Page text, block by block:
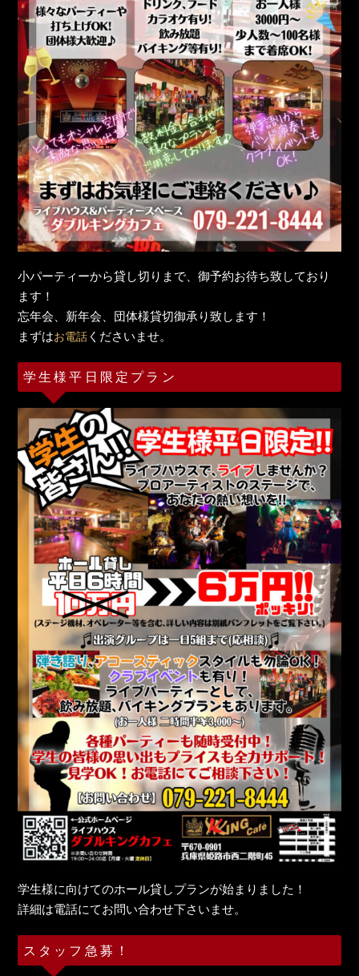
小パーティーから貸し切りまで、御予約お待ち致しており
ます！
忘年会、新年会、団体様貸切御承り致します！
まずはお電話 くださいませ。
学生様平日限定プラン
学生様に向けてのホール貸しプランが始まりました！
詳細は電話にてお問い合わせ下さいませ。
スタッフ急募！